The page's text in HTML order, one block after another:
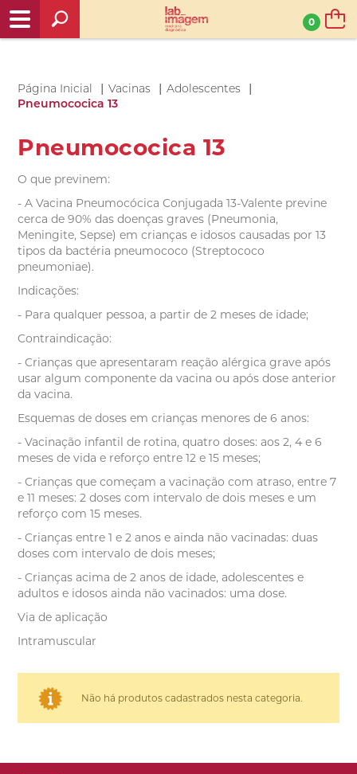
0
Página Inicial | Vacinas | Adolescentes |
Pneumococica 13
Pneumococica 13
O que previnem:
- A Vacina Pneumocócica Conjugada 13-Valente previne
cerca de 90% das doenças graves (Pneumonia,
Meningite, Sepse) em crianças e idosos causadas por 13
tipos da bactéria pneumococo (Streptococo
pneumoniae).
Indicações:
- Para qualquer pessoa, a partir de 2 meses de idade;
Contraindicação:
- Crianças que apresentaram reação alérgica grave após
usar algum componente da vacina ou após dose anterior
da vacina.
Esquemas de doses em crianças menores de 6 anos:
- Vacinação infantil de rotina, quatro doses: aos 2, 4 e 6
meses de vida e reforço entre 12 e 15 meses;
- Crianças que começam a vacinação com atraso, entre 7
e 11 meses: 2 doses com intervalo de dois meses e um
reforço com 15 meses.
- Crianças entre 1 e 2 anos e ainda não vacinadas: duas
doses com intervalo de dois meses;
- Crianças acima de 2 anos de idade, adolescentes e
adultos e idosos ainda não vacinados: uma dose.
Via de aplicação
Intramuscular
Não há produtos cadastrados nesta categoria.